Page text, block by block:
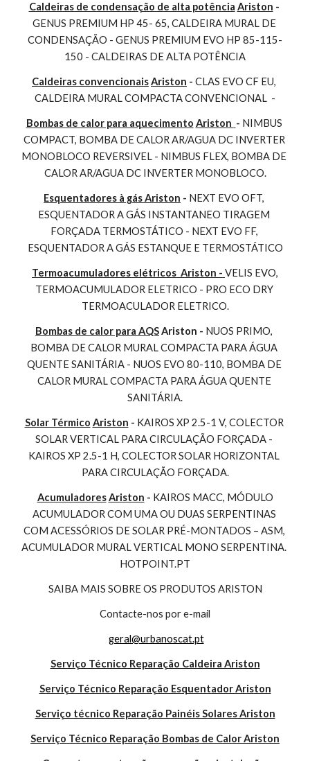
Caldeiras de condensação de alta potência Ariston
GENUS PREMIUM HP 45- 65, CALDEIRA MURAL DE
CONDENSAÇÃO - GENUS PREMIUM EVO HP 85-115-
150 - CALDEIRAS DE ALTA POTÊNCIA
Caldeiras convencionaisAriston - CLAS EVO CF EU,
CALDEIRA MURAL COMPACTA CONVENCIONAL  -
Bombas de calor para aquecimento Ariston - NIMBUS
COMPACT, BOMBA DE CALOR AR/AGUA DC INVERTER
MONOBLOCO REVERSIVEL - NIMBUS FLEX, BOMBA DE
CALOR AR/AGUA DC INVERTER MONOBLOCO.
Esquentadores à gás Ariston - NEXT EVO OFT,
ESQUENTADOR A GÁS INSTANTANEO TIRAGEM
FORÇADA TERMOSTÁTICO - NEXT EVO FF,
ESQUENTADOR A GÁS ESTANQUE E TERMOSTÁTICO
Termoacumuladores elétricos  Ariston - VELIS EVO,
TERMOACUMULADOR ELETRICO - PRO ECO DRY
TERMOACULADOR ELETRICO.
Bombas de calor para AQS Ariston - NUOS PRIMO,
BOMBA DE CALOR MURAL COMPACTA PARA ÁGUA
QUENTE SANITÁRIA - NUOS EVO 80-110, BOMBA DE
CALOR MURAL COMPACTA PARA ÁGUA QUENTE
SANITÁRIA.
Solar Térmico Ariston - KAIROS XP 2.5-1 V, COLECTOR
SOLAR VERTICAL PARA CIRCULAÇÃO FORÇADA -
KAIROS XP 2.5-1 H, COLECTOR SOLAR HORIZONTAL
PARA CIRCULAÇÃO FORÇADA.
Acumuladores Ariston - KAIROS MACC, MÓDULO
ACUMULADOR COM UMA OU DUAS SERPENTINAS
COM ACESSÓRIOS DE SOLAR PRÉ-MONTADOS – ASM,
ACUMULADOR MURAL VERTICAL MONO SERPENTINA.
HOTPOINT.PT
SAIBA MAIS SOBRE OS PRODUTOS ARISTON
Contacte-nos por e-mail
geral@urbanoscat.pt
Serviço Técnico Reparação Caldeira Ariston
Serviço Técnico Reparação Esquentador Ariston
Serviço técnico Reparação Painéis Solares Ariston
Serviço Técnico Reparação Bombas de Calor Ariston